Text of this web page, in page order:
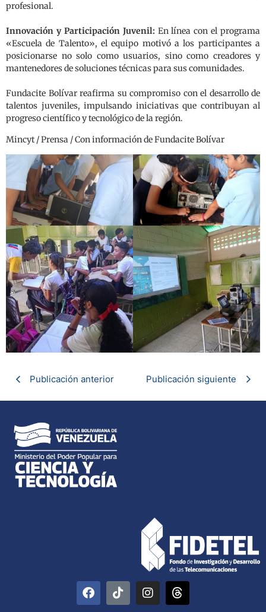
profesional.
Innovación y Participación Juvenil: En línea con el programa
«Escuela de Talento», el equipo motivó a los participantes a
posicionarse no solo como usuarios, sino como creadores y
mantenedores de soluciones técnicas para sus comunidades.
Fundacite Bolívar reafirma su compromiso con el desarrollo de
talentos juveniles, impulsando iniciativas que contribuyan al
progreso científico y tecnológico de la región.
Mincyt / Prensa / Con información de Fundacite Bolívar
Publicación anterior Publicación siguiente